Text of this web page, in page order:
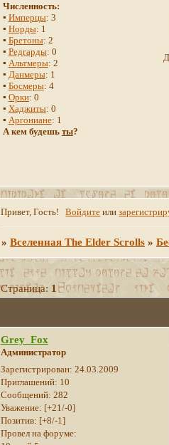
Численность:
▪ Имперцы: 3
▪ Норды: 1
▪ Бретоны: 2
▪ Редгарды: 0
▪ Альтмеры: 2
▪ Данмеры: 1
▪ Босмеры: 4
▪ Орки: 0
▪ Хаджиты: 0
▪ Аргониане: 1
А кем будешь ты?
Привет, Гость! Войдите или
»Вселенная The Elder Scrolls »
Страница: 1
Grey_Fox
Администратор
Зарегистрирован: 24.03.2009
Приглашений: 10
Сообщений: 282
Уважение: [+21/-0]
Позитив: [+8/-1]
Провел на форуме: